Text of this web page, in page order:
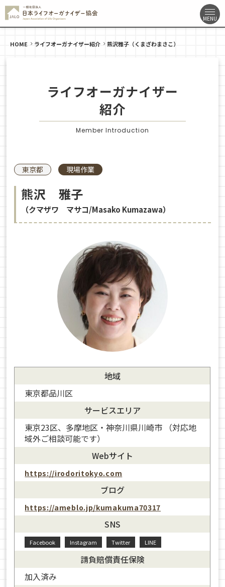
HOME ライフオーガナイザー紹介 熊沢雅子（くまざわまさこ）
ライフオーガナイザー
紹介
Member Introduction
東京都 現場作業
熊沢 雅子
（クマザワ マサコ/Masako Kumazawa）
地域
東京都品川区
サービスエリア
東京23区、多摩地区・神奈川県川崎市 （対応地
域外ご相談可能です）
Webサイト
https://irodoritokyo.com
ブログ
https://ameblo.jp/kumakuma70317
SNS
Facebook Instagram Twitter LINE
請負賠償責任保険
加入済み